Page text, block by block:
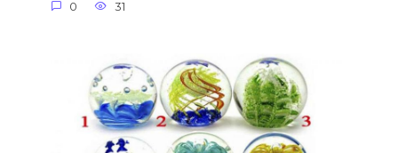
0 31